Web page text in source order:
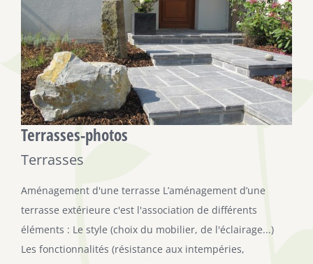
Terrasses-photos
Terrasses
Aménagement d'une terrasse L’aménagement d’une
terrasse extérieure c'est l'association de différents
éléments : Le style (choix du mobilier, de l'éclairage...)
Les fonctionnalités (résistance aux intempéries,